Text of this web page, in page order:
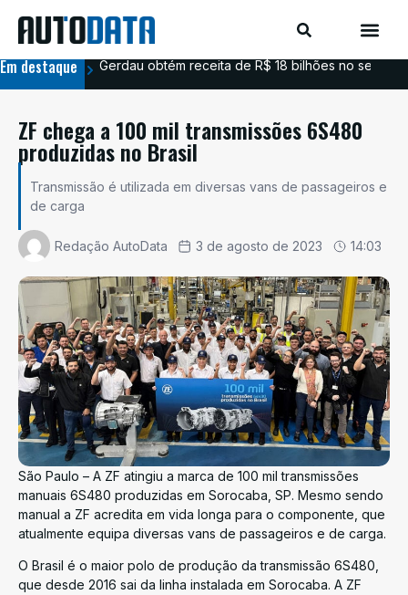
Em destaque Gerdau obtém receita de R$ 18 bilhões no
ZF chega a 100 mil transmissões 6S480
produzidas no Brasil
Transmissão é utilizada em diversas vans de passageiros e
de carga
Redação AutoData 3 de agosto de 2023 14:03
São Paulo – A ZF atingiu a marca de 100 mil transmissões
manuais 6S480 produzidas em Sorocaba, SP. Mesmo sendo
manual a ZF acredita em vida longa para o componente, que
atualmente equipa diversas vans de passageiros e de carga.
O Brasil é o maior polo de produção da transmissão 6S480,
que desde 2016 sai da linha instalada em Sorocaba. A ZF